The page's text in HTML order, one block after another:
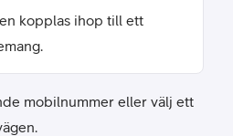
kopplas ihop till ett
mobilnummer eller välj ett